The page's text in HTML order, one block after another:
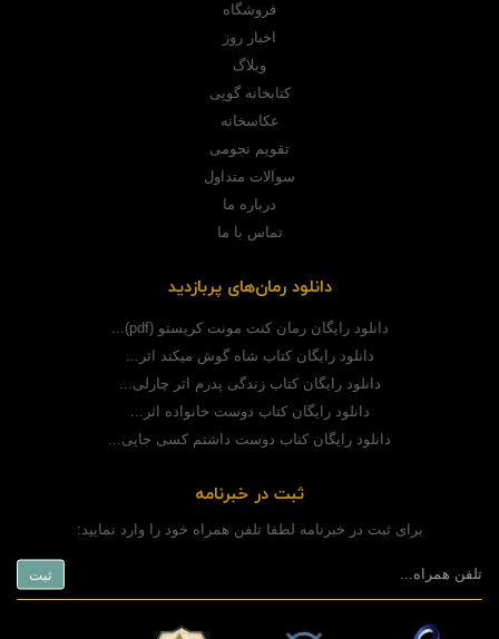
فروشگاه
اخبار روز
وبلاگ
کتابخانه گوپی
عکاسخانه
تقویم نجومی
سوالات متداول
درباره ما
تماس با ما
دانلود رمان‌های پربازدید
دانلود رایگان رمان کنت مونت کریستو (pdf)...
دانلود رایگان کتاب شاه گوش میکند اثر...
دانلود رایگان کتاب زندگی پدرم اثر چارلی...
دانلود رایگان کتاب دوست خانواده اثر...
دانلود رایگان کتاب دوست داشتم کسی جایی...
ثبت در خبرنامه
برای ثبت در خبرنامه لطفا تلفن همراه خود را وارد نمایید: